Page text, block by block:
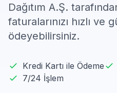
Dağıtım A.Ş.
faturalarınızı hızlı
ödeyebilirsiniz.
Kredi Kartı ile Ödeme
7/24 İşlem